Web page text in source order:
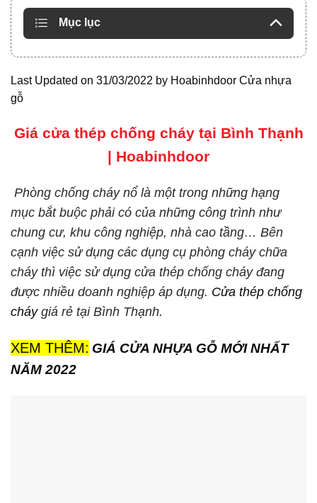
Mục lục
Last Updated on 31/03/2022 by Hoabinhdoor Cửa nhựa
gỗ
Giá cửa thép chống cháy tại Bình Thạnh
| Hoabinhdoor
Phòng chống cháy nổ là một trong những hạng
mục bắt buộc phải có của những công trình như
chung cư, khu công nghiệp, nhà cao tầng… Bên
cạnh việc sử dụng các dụng cụ phòng cháy chữa
cháy thì việc sử dụng cửa thép chống cháyđang
được nhiều doanh nghiệp áp dụng. Cửa thép chống
cháygiá rẻ tại Bình Thạnh.
XEM THÊM: GIÁ CỬA NHỰA GỖ MỚI NHẤT
NĂM 2022